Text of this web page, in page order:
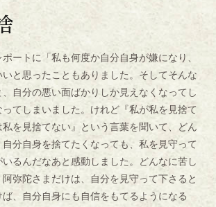
ートに「私も何度か自分自身が嫌になり、
と思ったこともありました。そしてそんな
自分の悪い面ばかりしか見えなくなってし
ってしまいました。けれど『私が私を見捨て
を見捨てない』という言葉を聞いて、どん
分自身を捨てたくなっても、私を見守って
るんだなあと感動しました。どんなに苦し
弥陀さまだけは、自分を見守って下さると
、自分自身にも自信をもてるようになる